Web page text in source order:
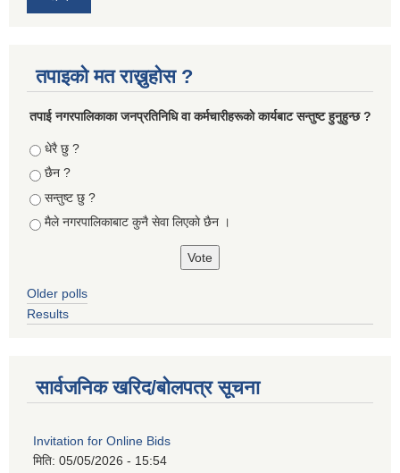
तपाइको मत राख्नुहोस ?
तपा‌ई नगरपालिकाका जनप्रतिनिधि वा कर्मचारीहरूकाे कार्यबाट सन्तुष्ट हुनुहुन्छ ?
Choices
धेरै छु ?
छैन ?
सन्तुष्ट छु ?
मैले नगरपालिकाबाट कुनै सेवा लिएकाे छैन ।
Older polls
Results
सार्वजनिक खरिद/बोलपत्र सूचना
Invitation for Online Bids
मिति: 05/05/2026 - 15:54